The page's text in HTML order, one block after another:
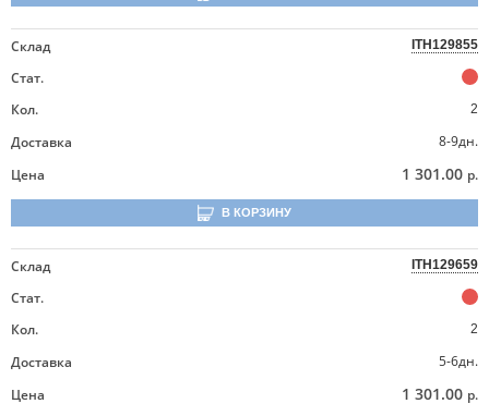
Склад ITH129855
Стат.
Кол.
2
Доставка
8-9дн.
Цена
1 301.00 р.
В КОРЗИНУ
Склад ITH129659
Стат.
Кол.
2
Доставка
5-6дн.
Цена
1 301.00 р.